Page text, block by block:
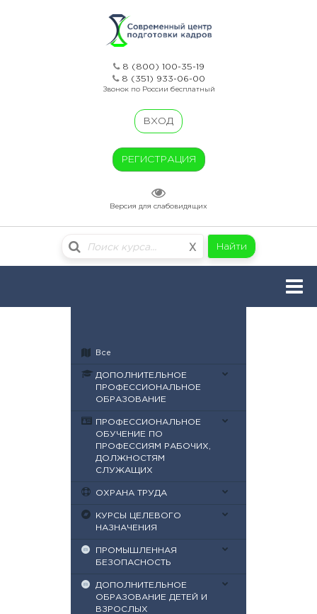
8 (800) 100-35-19
8 (351) 933-06-00
Звонок по России бесплатный
ВХОД
РЕГИСТРАЦИЯ
Версия для слабовидящих
X Найти
Все
ДОПОЛНИТЕЛЬНОЕ
ПРОФЕССИОНАЛЬНОЕ
ОБРАЗОВАНИЕ
ПРОФЕССИОНАЛЬНОЕ
ОБУЧЕНИЕ ПО
ПРОФЕССИЯМ РАБОЧИХ,
ДОЛЖНОСТЯМ
СЛУЖАЩИХ
ОХРАНА ТРУДА
КУРСЫ ЦЕЛЕВОГО
НАЗНАЧЕНИЯ
ПРОМЫШЛЕННАЯ
БЕЗОПАСНОСТЬ
ДОПОЛНИТЕЛЬНОЕ
ОБРАЗОВАНИЕ ДЕТЕЙ И
ВЗРОСЛЫХ